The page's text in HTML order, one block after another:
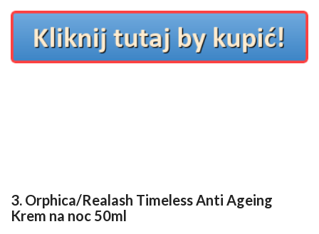
3. Orphica/Realash Timeless Anti Ageing
Krem na noc 50ml